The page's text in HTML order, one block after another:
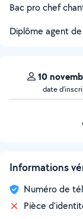
Bac pro chef
Diplôme agent
10
date
Informations
Numéro de
Pièce